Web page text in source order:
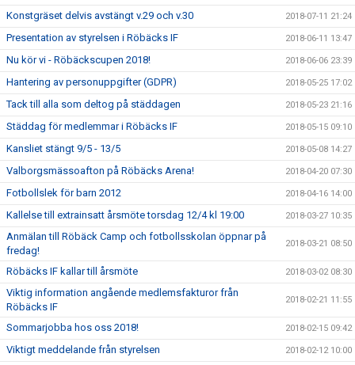
Konstgräset delvis avstängt v.29 och v.30 2018-07-11 21:24
Presentation av styrelsen i Röbäcks IF 2018-06-11 13:47
Nu kör vi - Röbäckscupen 2018! 2018-06-06 23:39
Hantering av personuppgifter (GDPR) 2018-05-25 17:02
Tack till alla som deltog på städdagen 2018-05-23 21:16
Städdag för medlemmar i Röbäcks IF 2018-05-15 09:10
Kansliet stängt 9/5 - 13/5 2018-05-08 14:27
Valborgsmässoafton på Röbäcks Arena! 2018-04-20 07:30
Fotbollslek för barn 2012 2018-04-16 14:00
Kallelse till extrainsatt årsmöte torsdag 12/4 kl 19:00 2018-03-27 10:35
Anmälan till Röbäck Camp och fotbollsskolan öppnar på
fredag!
2018-03-21 08:50
Röbäcks IF kallar till årsmöte 2018-03-02 08:30
Viktig information angående medlemsfakturor från
Röbäcks IF
2018-02-21 11:55
Sommarjobba hos oss 2018! 2018-02-15 09:42
Viktigt meddelande från styrelsen 2018-02-12 10:00